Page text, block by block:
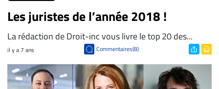
Les juristes de l’année 2018 !
La rédaction de Droit-inc vous livre le top 20 des...
il y a 7 ans Commentaires(8)